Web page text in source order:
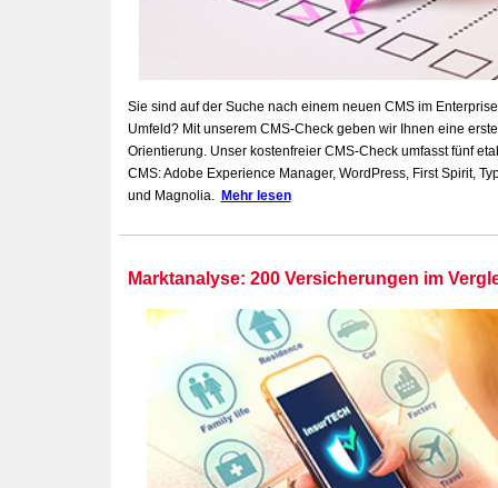
Sie sind auf der Suche nach einem neuen CMS im
Umfeld? Mit unserem CMS-Check geben wir Ihnen eine erste
Orientierung. Unser kostenfreier CMS-Check umfasst fünf
CMS: Adobe Experience Manager, WordPress, First Spirit,
und Magnolia. Mehr lesen
Marktanalyse: 200 Versicherungen im